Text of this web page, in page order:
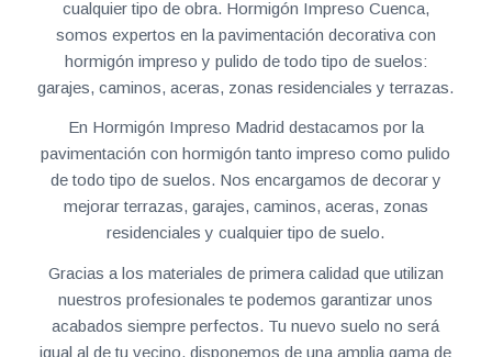
cualquier tipo de obra. Hormigón Impreso Cuenca,
somos expertos en la pavimentación decorativa con
hormigón impreso y pulido de todo tipo de suelos:
garajes, caminos, aceras, zonas residenciales y terrazas.
En Hormigón Impreso Madrid destacamos por la
pavimentación con hormigón tanto impreso como pulido
de todo tipo de suelos. Nos encargamos de decorar y
mejorar terrazas, garajes, caminos, aceras, zonas
residenciales y cualquier tipo de suelo.
Gracias a los materiales de primera calidad que utilizan
nuestros profesionales te podemos garantizar unos
acabados siempre perfectos. Tu nuevo suelo no será
igual al de tu vecino, disponemos de una amplia gama de